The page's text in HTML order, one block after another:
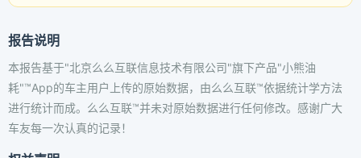
报告说明
本报告基于"北京么么互联信息技术有限公司"旗下产品"小熊油
耗"™App的车主用户上传的原始数据，由么么互联™依据统计学方法
进行统计而成。么么互联™并未对原始数据进行任何修改。感谢广大
车友每一次认真的记录！